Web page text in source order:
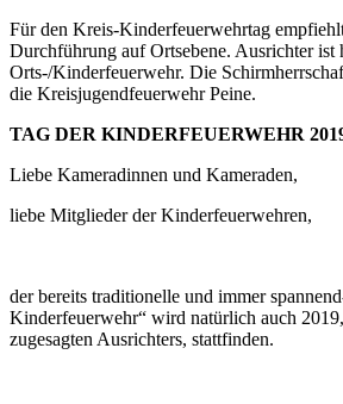
Für den Kreis-Kinderfeuerwehrtag
Durchführung auf Ortsebene. Ausrichter ist
Orts-/Kinderfeuerwehr. Die
die Kreisjugendfeuerwehr Peine.
TAG DER KINDERFEUERWEHR
Liebe Kameradinnen und Kameraden,
liebe Mitglieder der Kinderfeuerwehren,
der bereits traditionelle und immer
Kinderfeuerwehr“ wird natürlich auch
zugesagten Ausrichters, stattfinden.